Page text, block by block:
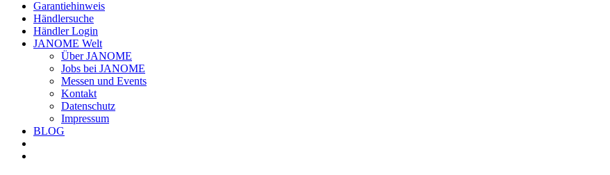
Garantiehinweis
Händlersuche
Händler Login
JANOME Welt
Über JANOME
Jobs bei JANOME
Messen und Events
Kontakt
Datenschutz
Impressum
BLOG